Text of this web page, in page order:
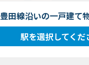
田線沿いの一戸建て
駅を選択してくだ